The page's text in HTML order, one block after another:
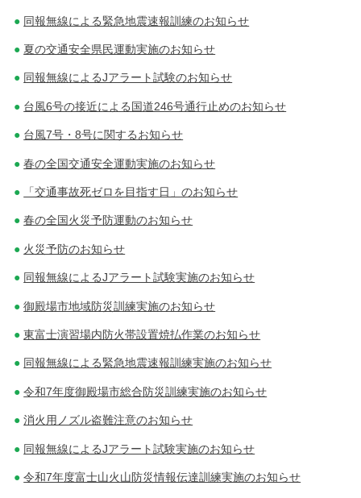
ビ
ゲ
ー
シ
ョ
同報無線による緊急地震速報訓練のお知らせ
夏の交通安全県民運動実施のお知らせ
同報無線によるJアラート試験のお知らせ
台風6号の接近による国道246号通行止めのお知らせ
台風7号・8号に関するお知らせ
春の全国交通安全運動実施のお知らせ
「交通事故死ゼロを目指す日」のお知らせ
春の全国火災予防運動のお知らせ
火災予防のお知らせ
同報無線によるJアラート試験実施のお知らせ
御殿場市地域防災訓練実施のお知らせ
東富士演習場内防火帯設置焼払作業のお知らせ
同報無線による緊急地震速報訓練実施のお知らせ
令和7年度御殿場市総合防災訓練実施のお知らせ
消火用ノズル盗難注意のお知らせ
同報無線によるJアラート試験実施のお知らせ
令和7年度富士山火山防災情報伝達訓練実施のお知らせ